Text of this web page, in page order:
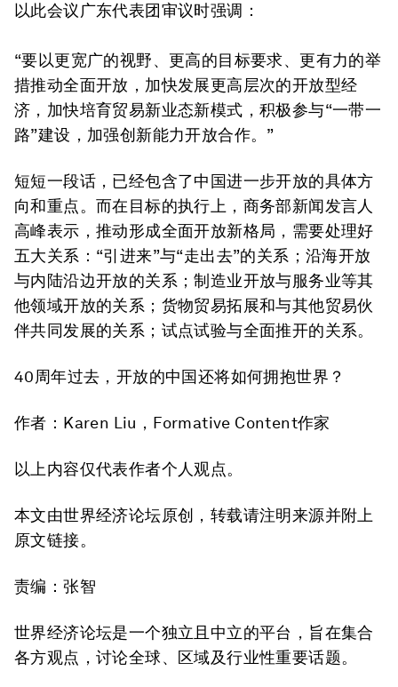
以此会议广东代表团审议时强调：
“要以更宽广的视野、更高的目标要求、更有力的举
措推动全面开放，加快发展更高层次的开放型经
济，加快培育贸易新业态新模式，积极参与“一带一
路”建设，加强创新能力开放合作。”
短短一段话，已经包含了中国进一步开放的具体方
向和重点。而在目标的执行上，商务部新闻发言人
高峰表示，推动形成全面开放新格局，需要处理好
五大关系：“引进来”与“走出去”的关系；沿海开放
与内陆沿边开放的关系；制造业开放与服务业等其
他领域开放的关系；货物贸易拓展和与其他贸易伙
伴共同发展的关系；试点试验与全面推开的关系。
40周年过去，开放的中国还将如何拥抱世界？
作者：Karen Liu，Formative Content作家
以上内容仅代表作者个人观点。
本文由世界经济论坛原创，转载请注明来源并附上
原文链接。
责编：张智
世界经济论坛是一个独立且中立的平台，旨在集合
各方观点，讨论全球、区域及行业性重要话题。